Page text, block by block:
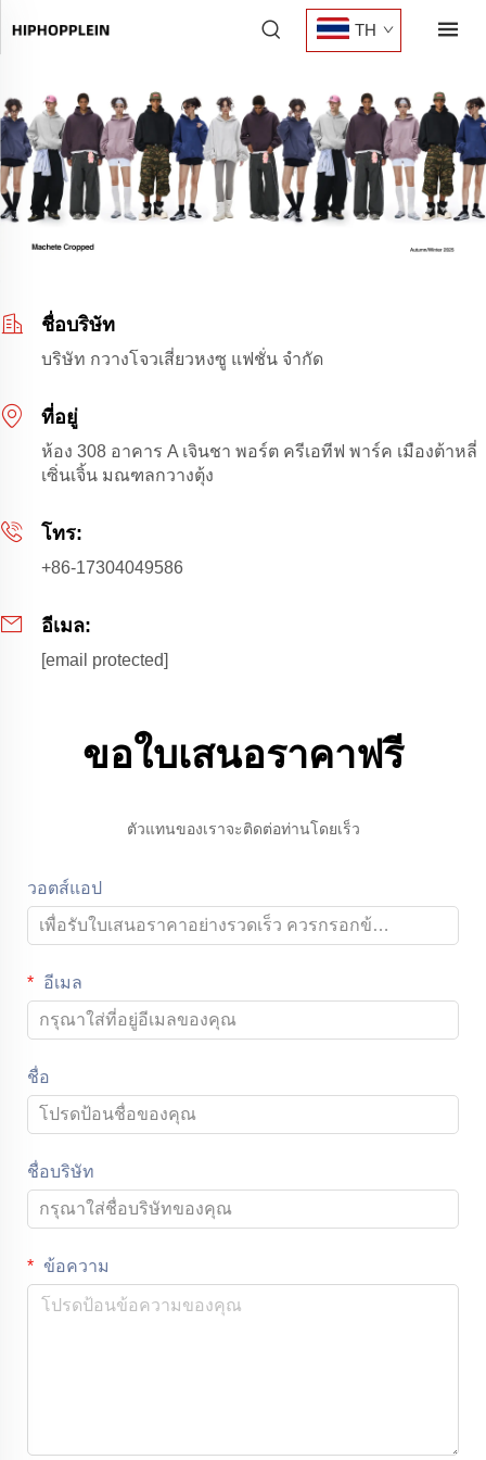
TH
ชื่อบริษัท
บริษัท กวางโจวเสี่ยวหงซู แฟชั่น จำกัด
ที่อยู่
ห้อง 308 อาคาร A เจินชา พอร์ต ครีเอทีฟ พาร์ค เมืองต้าหลี่
เซิ่นเจิ้น มณฑลกวางตุ้ง
โทร:
+86-17304049586
อีเมล:
[email protected]
ขอใบเสนอราคาฟรี
ตัวแทนของเราจะติดต่อท่านโดยเร็ว
วอตส์แอป
อีเมล
ชื่อ
ชื่อบริษัท
ข้อความ